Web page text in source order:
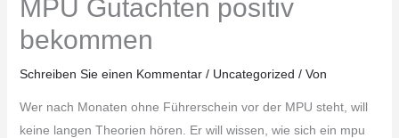
MPU Gutachten positiv
bekommen
Schreiben Sie einen Kommentar / Uncategorized / Von
Wer nach Monaten ohne Führerschein vor der MPU steht, will
keine langen Theorien hören. Er will wissen, wie sich ein mpu